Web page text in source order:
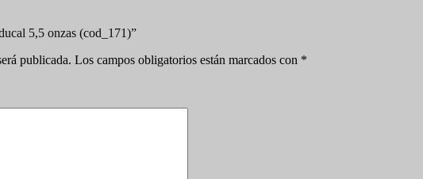
5,5 onzas (cod_171)”
publicada. Los campos obligatorios están marcados con *